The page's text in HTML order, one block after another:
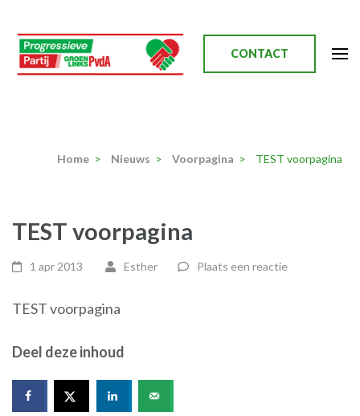
naar
inhoud
(Druk
CONTACT
Home > Nieuws > Voorpagina > TEST voorpagina
TEST voorpagina
1 apr 2013 Esther Plaats een reactie
TEST voorpagina
Deel deze inhoud